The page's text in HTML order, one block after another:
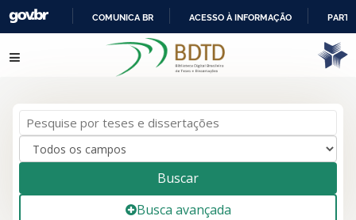
IR
PARA
COMUNICA BR ACESSO À INFORMAÇÃO
Pular para o conteúdo
Buscar
Busca avançada